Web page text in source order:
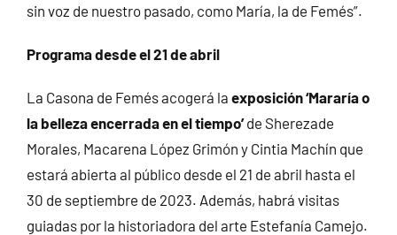
sin voz de nuestro pasado, como María, la de Femés”.
Programa desde el 21 de abril
La Casona de Femés acogerá la exposición ‘Mararía o
la belleza encerrada en el tiempo’de Sherezade
Morales, Macarena López Grimón y Cintia Machín que
estará abierta al público desde el 21 de abril hasta el
30 de septiembre de 2023. Además, habrá visitas
guiadas por la historiadora del arte Estefanía Camejo.